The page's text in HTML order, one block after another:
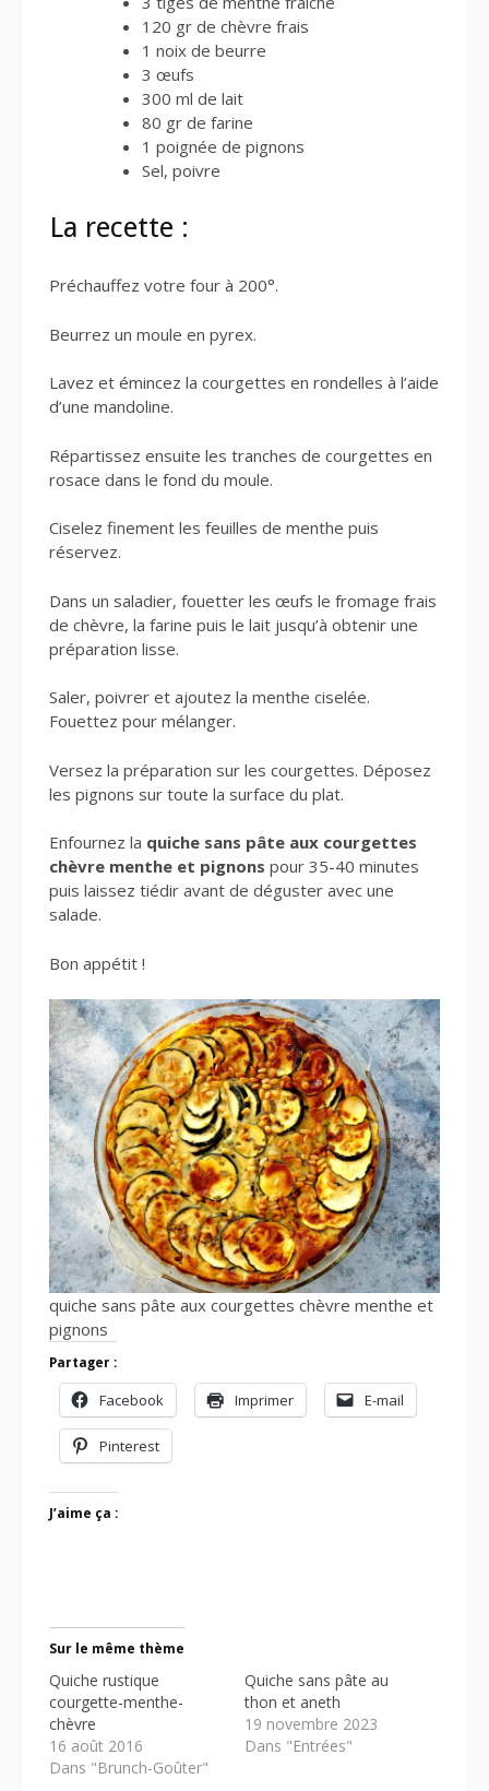
120 gr de chèvre frais
1 noix de beurre
3 œufs
300 ml de lait
80 gr de farine
1 poignée de pignons
Sel, poivre
La recette :
Préchauffez votre four à 200°.
Beurrez un moule en pyrex.
Lavez et émincez la courgettes en rondelles à l’aide
d’une mandoline.
Répartissez ensuite les tranches de courgettes en
rosace dans le fond du moule.
Ciselez finement les feuilles de menthe puis
réservez.
Dans un saladier, fouetter les œufs le fromage frais
de chèvre, la farine puis le lait jusqu’à obtenir une
préparation lisse.
Saler, poivrer et ajoutez la menthe ciselée.
Fouettez pour mélanger.
Versez la préparation sur les courgettes. Déposez
les pignons sur toute la surface du plat.
Enfournez la quiche sans pâte aux courgettes
chèvre menthe et pignons pour 35-40 minutes
puis laissez tiédir avant de déguster avec une
salade.
Bon appétit !
quiche sans pâte aux courgettes chèvre menthe et
pignons
Partager :
Facebook Imprimer E-mail
Pinterest
J’aime ça :
Sur le même thème
Quiche rustique
courgette-menthe-
chèvre
16 août 2016
Dans "Brunch-Goûter"
Quiche sans pâte au
thon et aneth
19 novembre 2023
Dans "Entrées"